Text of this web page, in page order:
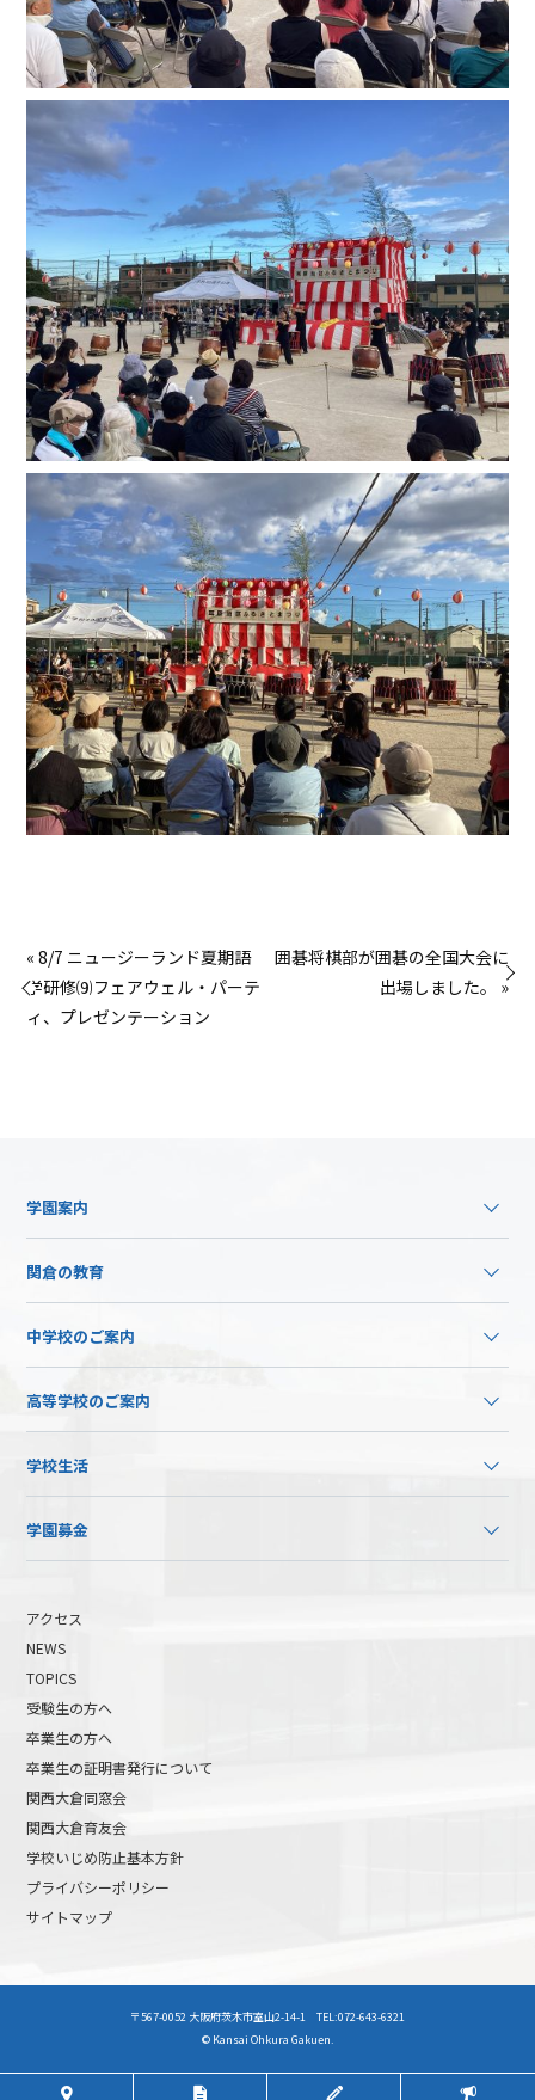
高校受験について
中学受験について
高等学校受験イベント
中学校受験イベント
« 8/7 ニュージーランド夏期語
学研修⑼フェアウェル・パーテ
ィ、プレゼンテーション
囲碁将棋部が囲碁の全国大会に
出場しました。 »
学園案内
関倉の教育
中学校のご案内
高等学校のご案内
学校生活
学園募金
アクセス
NEWS
TOPICS
受験生の方へ
卒業生の方へ
卒業生の証明書発行について
関西大倉同窓会
関西大倉育友会
学校いじめ防止基本方針
プライバシーポリシー
サイトマップ
〒567-0052 大阪府茨木市室山2-14-1 TEL:072-643-6321
© Kansai Ohkura Gakuen.